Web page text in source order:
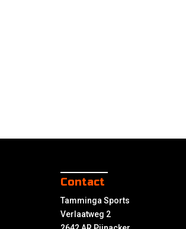
Contact
Tamminga Sports
Verlaatweg 2